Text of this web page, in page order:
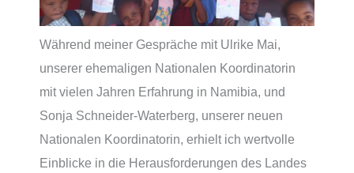
Während meiner Gespräche mit Ulrike Mai,
unserer ehemaligen Nationalen Koordinatorin
mit vielen Jahren Erfahrung in Namibia, und
Sonja Schneider-Waterberg, unserer neuen
Nationalen Koordinatorin, erhielt ich wertvolle
Einblicke in die Herausforderungen des Landes